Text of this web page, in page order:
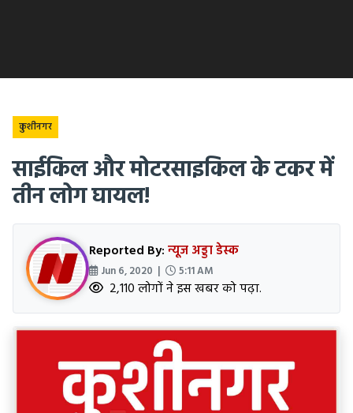
कुशीनगर
साईकिल और मोटरसाइकिल के टकर में
तीन लोग घायल!
Reported By:न्यूज अड्डा डेस्क
Jun 6, 2020 | 5:11 AM
2,110 लोगों ने इस खबर को पढ़ा.